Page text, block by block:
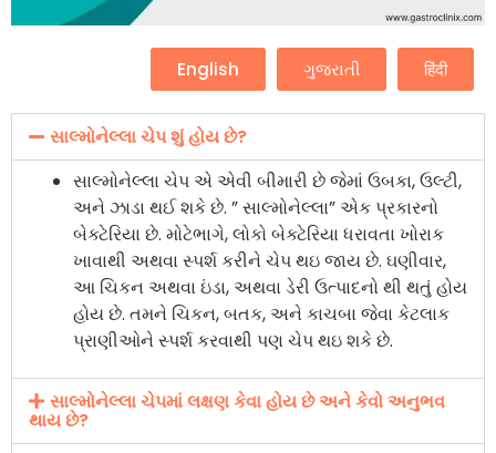
English ગુજરાતી हिंदी
સાલ્મોનેલ્લા ચેપ શું હોય છે?
સાલ્મોનેલ્લા ચેપ એ એવી બીમારી છે જેમાં ઉબકા, ઉલ્ટી,
અને ઝાડા થઈ શકે છે. ” સાલ્મોનેલ્લા” એક પ્રકારનો
બેક્ટેરિયા છે. મોટેભાગે, લોકો બેક્ટેરિયા ધરાવતા ખોરાક
ખાવાથી અથવા સ્પર્શ કરીને ચેપ થઇ જાય છે. ઘણીવાર,
આ ચિકન અથવા ઇંડા, અથવા ડેરી ઉત્પાદનો થી થતું હોય
હોય છે. તમને ચિકન, બતક, અને કાચબા જેવા કેટલાક
પ્રાણીઓને સ્પર્શ કરવાથી પણ ચેપ થઇ શકે છે.
સાલ્મોનેલ્લા ચેપમાં લક્ષણ કેવા હોય છે અને કેવો અનુભવ
થાય છે?